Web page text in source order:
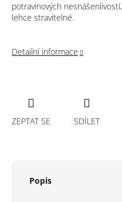
potravinových nesnášenlivostí,
lehce stravitelné.
Detailní informace
ZEPTAT SE SDÍLET
Popis